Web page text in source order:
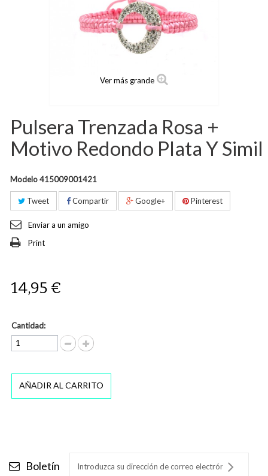
Ver más grande
Pulsera Trenzada Rosa +
Motivo Redondo Plata Y Simil
Modelo415009001421
Tweet Compartir Google+ Pinterest
Enviar a un amigo
Print
14,95 €
Cantidad:
AÑADIR AL CARRITO
Boletín